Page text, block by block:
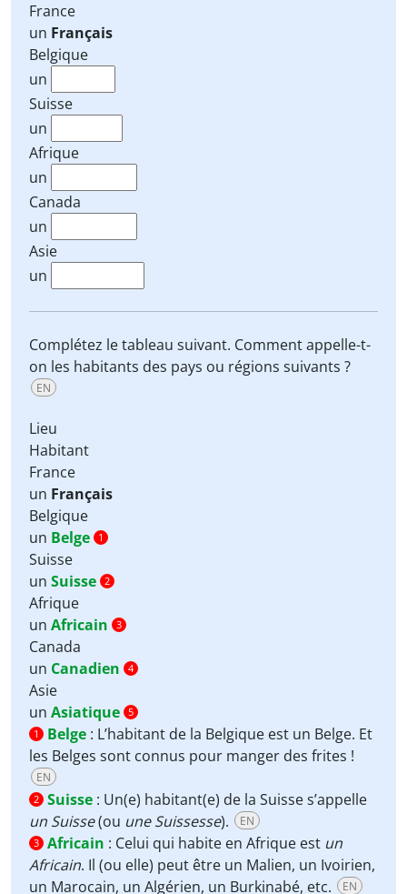
France
un Français
Belgique
un
Suisse
un
Afrique
un
Canada
un
Asie
un
Complétez le tableau suivant. Comment appelle-t-
on les habitants des pays ou régions suivants ?
EN
Lieu
Habitant
France
un Français
Belgique
un Belge 1
Suisse
un Suisse 2
Afrique
un Africain 3
Canada
un Canadien 4
Asie
un Asiatique 5
1
Belge : L’habitant de la Belgique est un Belge. Et
les Belges sont connus pour manger des frites !
EN
2 Suisse : Un(e) habitant(e) de la Suisse s’appelle
un Suisse(ou une Suissesse). EN
3 Africain : Celui qui habite en Afrique est un
Africain. Il (ou elle) peut être un Malien, un Ivoirien,
un Marocain, un Algérien, un Burkinabé, etc.
EN